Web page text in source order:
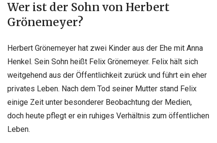
Wer ist der Sohn von Herbert
Grönemeyer?
Herbert Grönemeyer hat zwei Kinder aus der Ehe mit Anna
Henkel. Sein Sohn heißt Felix Grönemeyer. Felix hält sich
weitgehend aus der Öffentlichkeit zurück und führt ein eher
privates Leben. Nach dem Tod seiner Mutter stand Felix
einige Zeit unter besonderer Beobachtung der Medien,
doch heute pflegt er ein ruhiges Verhältnis zum öffentlichen
Leben.